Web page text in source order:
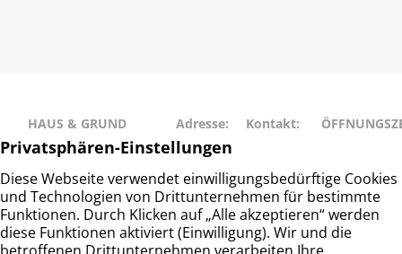
HAUS & GRUND
RAHLSTEDT
Haus- und
Grundeigentümerverein
Hamburg-Rahlstedt e.V.
Adresse:
Schweriner
Str. 27
22143
Hamburg
Kontakt:
– 677 88 66
info@hug-
rahlstedt.de
• Freitag:
14:00
Dienstag •
Donnerstag: